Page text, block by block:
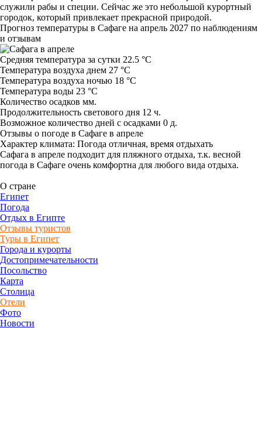
служили рабы и специи. Сейчас же это небольшой курортный
городок, который привлекает прекрасной природой.
Прогноз температуры в Сафаге на апрель 2027 по наблюдениям
и отзывам
Средняя температура за сутки 22.5 °C
Температура воздуха днем 27 °C
Температура воздуха ночью 18 °C
Температура воды 23 °C
Количество осадков мм.
Продолжительность светового дня 12 ч.
Возможное количество дней с осадками 0 д.
Отзывы о погоде в Сафаге в апреле
Характер климата: Погода отличная, время отдыхать
Сафага в апреле подходит для пляжного отдыха, т.к. весной
погода в Сафаге очень комфортна для любого вида отдыха.
О стране
Египет
Погода
Отдых в Египте
Отзывы туристов
Туры в Египет
Города и курорты
Достопримечательности
Посольство
Карта
Столица
Отели
Фото
Новости